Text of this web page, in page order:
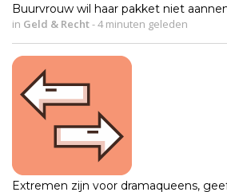
Buurvrouw wil haar pakket niet
in Geld & Recht-4 minuten geleden
Extremen zijn voor dramaqueens,